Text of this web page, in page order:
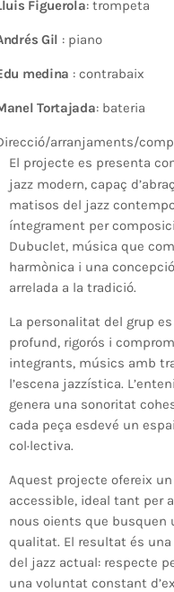
Figuerola: trompeta
Gil : piano
medina : contrabaix
Tortajada: bateria
arranjaments/
El projecte es presenta
jazz modern, capaç
matisos del jazz
íntegrament per
Dubuclet, música que
harmònica i una
arrelada a la tradició.
La personalitat del grup
profund, rigorós i
integrants, músics amb
l’escena jazzística.
genera una sonoritat
cada peça esdevé un
col·lectiva.
Aquest projecte ofereix
accessible, ideal tant per
nous oients que busquen
qualitat. El resultat és
del jazz actual: respecte
una voluntat constant